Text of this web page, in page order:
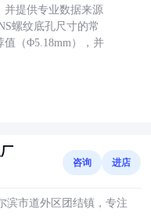
并提供专业数据来源
螺纹底孔尺寸的常
值（Φ5.18mm），并
咨询 进店
滨市道外区团结镇，专注